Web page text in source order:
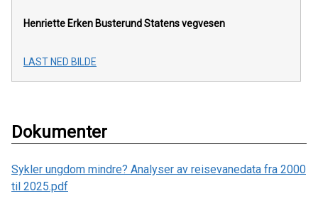
Henriette Erken BusterundStatens vegvesen
LAST NED BILDE
Dokumenter
Sykler ungdom mindre? Analyser av reisevanedata fra 2000
til 2025.pdf